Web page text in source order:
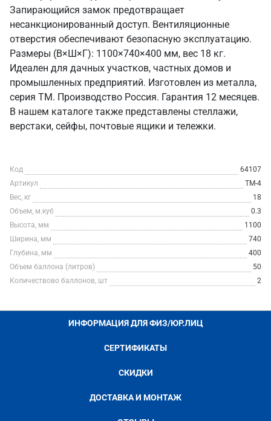
Запирающийся замок предотвращает
несанкционированный доступ. Вентиляционные
отверстия обеспечивают безопасную эксплуатацию.
Размеры (В×Ш×Г): 1100×740×400 мм, вес 18 кг.
Идеален для дачных участков, частных домов и
промышленных предприятий. Изготовлен из металла,
серия ТМ. Производство Россия. Гарантия 12 месяцев.
В нашем каталоге также представлены стеллажи,
верстаки, сейфы, почтовые ящики и тележки.
Код
64107
Артикул
ТМ-4
Вес, кг
18
Объем, м.куб
0.3
Высота, мм
1100
Ширина, мм
740
Глубина, мм
400
Объем баллона (литров)
50
Количествово баллонов, шт
2
ИНФОРМАЦИЯ ДЛЯ ФИЗ/ЮР.ЛИЦ
СЕРТИФИКАТЫ
СКИДКИ
ДОСТАВКА И МОНТАЖ